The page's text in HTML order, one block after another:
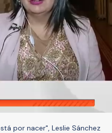
por nacer", Leslie Sánchez